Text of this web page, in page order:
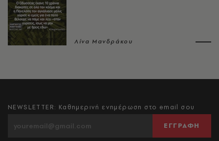
Λίνα Μανδράκου
NEWSLETTER: Καθημερινή ενημέρωση στο email σου
ΕΓΓΡΑΦΗ